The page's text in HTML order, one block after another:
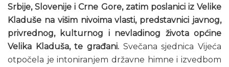
Srbije, Slovenije i Crne Gore, zatim poslanici iz Velike
Kladuše na višim nivoima vlasti, predstavnici javnog,
privrednog, kulturnog i nevladinog života općine
Velika Kladuša, te građani. Svečana sjednica Vijeća
otpočela je intoniranjem državne himne i izvedbom